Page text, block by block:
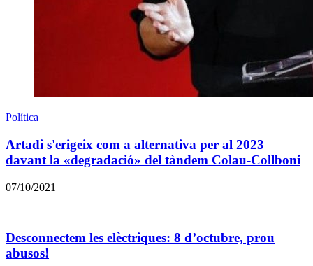
Política
Artadi s'erigeix com a alternativa per al 2023
davant la «degradació» del tàndem Colau-Collboni
07/10/2021
Desconnectem les elèctriques: 8 d’octubre, prou
abusos!